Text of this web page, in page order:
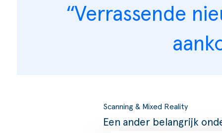
“Verrassende
Scanning & Mixed Reality
Een ander belangrijk